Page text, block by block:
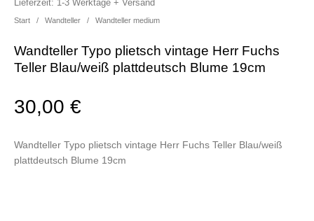
Start / Wandteller / Wandteller medium
Wandteller Typo plietsch vintage Herr Fuchs
Teller Blau/weiß plattdeutsch Blume 19cm
30,00€
Wandteller Typo plietsch vintage Herr Fuchs Teller Blau/weiß
plattdeutsch Blume 19cm
Lieferzeit: 1-3 Werktage + Versand